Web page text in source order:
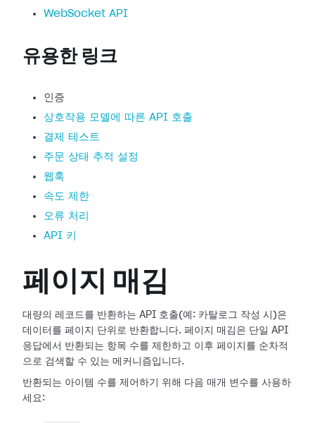
WebSocket API
유용한 링크
인증
상호작용 모델에 따른 API 호출
결제 테스트
주문 상태 추적 설정
웹훅
속도 제한
오류 처리
API 키
페이지 매김
대량의 레코드를 반환하는 API 호출(예: 카탈로그 작성 시)은
데이터를 페이지 단위로 반환합니다. 페이지 매김은 단일 API
응답에서 반환되는 항목 수를 제한하고 이후 페이지를 순차적
으로 검색할 수 있는 메커니즘입니다.
반환되는 아이템 수를 제어하기 위해 다음 매개 변수를 사용하
세요: